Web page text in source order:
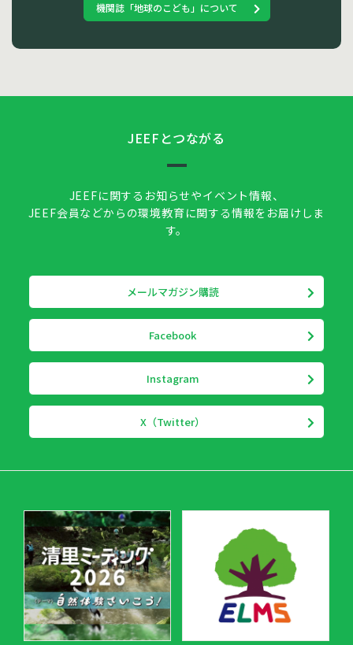
機関誌「地球のこども」について
JEEFとつながる
JEEFに関するお知らせやイベント情報、
JEEF会員などからの環境教育に関する情報をお届けしま
す。
メールマガジン購読
Facebook
Instagram
X（Twitter）